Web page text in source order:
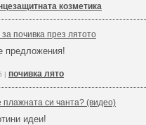
козметика
почивка през лятото
предложения!
| почивка лято
плажната си чанта? (видео)
идеи!